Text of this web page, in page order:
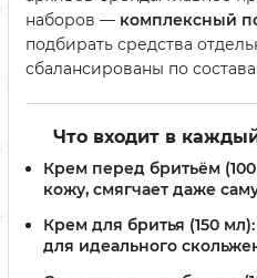
наборов — комплексный
подбирать средства
сбалансированы по
Что входит в
Крем перед бритьём
кожу, смягчает даже
Крем для бритья (150 мл):
для идеального